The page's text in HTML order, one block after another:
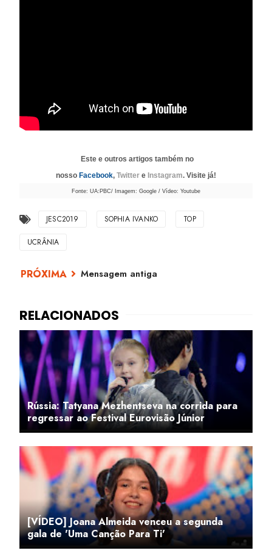
Este e outros artigos também no
nosso Facebook, Twitter e Instagram. Visite já!
Fonte: UA:PBC/ Imagem: Google / Vídeo: Youtube
JESC2019 SOPHIA IVANKO TOP
UCRÂNIA
Mensagem antiga
Rússia: Tatyana Mezhentseva na corrida para
regressar ao Festival Eurovisão Júnior
[VÍDEO] Joana Almeida venceu a segunda
gala de 'Uma Canção Para Ti'